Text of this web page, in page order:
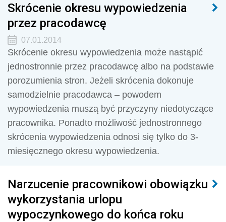
Skrócenie okresu wypowiedzenia
przez pracodawcę
07.01.2014
Skrócenie okresu wypowiedzenia może nastąpić
jednostronnie przez pracodawcę albo na podstawie
porozumienia stron. Jeżeli skrócenia dokonuje
samodzielnie pracodawca – powodem
wypowiedzenia muszą być przyczyny niedotyczące
pracownika. Ponadto możliwość jednostronnego
skrócenia wypowiedzenia odnosi się tylko do 3-
miesięcznego okresu wypowiedzenia.
Narzucenie pracownikowi obowiązku
wykorzystania urlopu
wypoczynkowego do końca roku